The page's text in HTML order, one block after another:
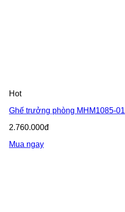
Hot
Ghế trưởng phòng MHM1085-01
2.760.000đ
Mua ngay